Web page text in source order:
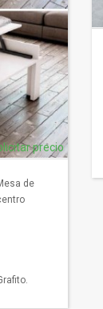
precio
de